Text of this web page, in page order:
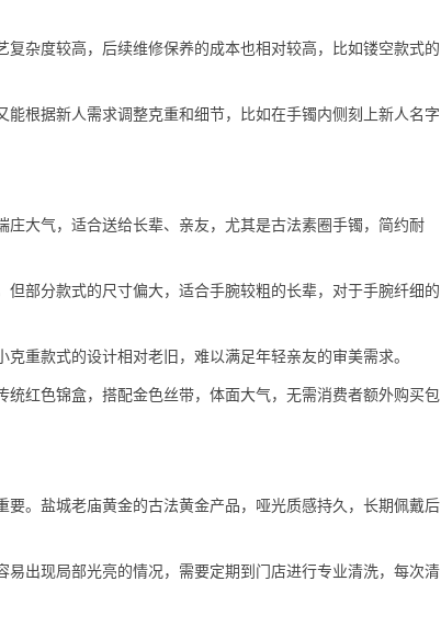
杂度较高，后续维修保养的成本也相对较高，比如镂空款式的
根据新人需求调整克重和细节，比如在手镯内侧刻上新人名字
大气，适合送给长辈、亲友，尤其是古法素圈手镯，简约耐
部分款式的尺寸偏大，适合手腕较粗的长辈，对于手腕纤细的
重款式的设计相对老旧，难以满足年轻亲友的审美需求。
红色锦盒，搭配金色丝带，体面大气，无需消费者额外购买包
。盐城老庙黄金的古法黄金产品，哑光质感持久，长期佩戴后
出现局部光亮的情况，需要定期到门店进行专业清洗，每次清